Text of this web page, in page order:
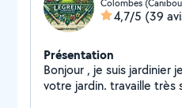
Colombes
4,7/5 (39
Présentation
Bonjour , je suis jardinier
votre jardin. travaille très